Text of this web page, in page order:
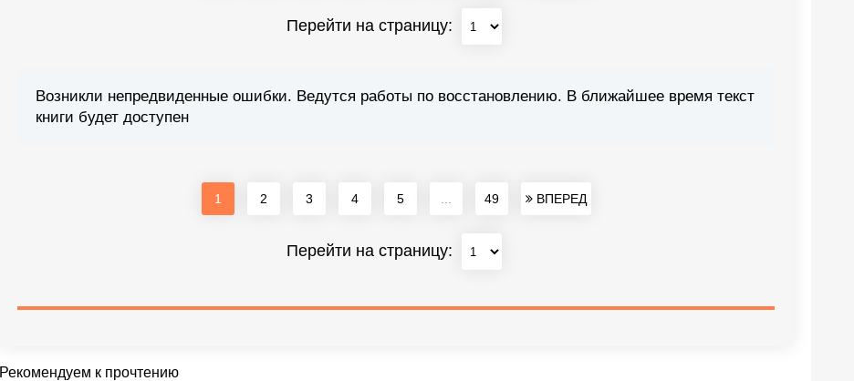
Перейти на страницу:
Возникли непредвиденные ошибки. Ведутся работы по восстановлению. В ближайшее время текст
книги будет доступен
1 2 3 4 5 49 ВПЕРЕД
Перейти на страницу:
Рекомендуем к прочтению